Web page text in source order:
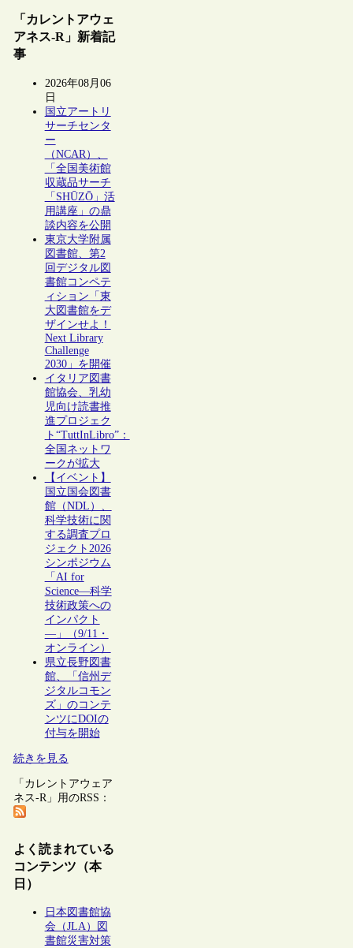
「カレントアウェ
アネス-R」新着記
事
2026年08月06
日
国立アートリ
サーチセンタ
ー
（NCAR）、
「全国美術館
収蔵品サーチ
「SHŪZŌ」活
用講座」の鼎
談内容を公開
東京大学附属
図書館、第2
回デジタル図
書館コンペテ
ィション「東
大図書館をデ
ザインせよ！
Next Library
Challenge
2030」を開催
イタリア図書
館協会、乳幼
児向け読書推
進プロジェク
ト“TuttInLibro”：
全国ネットワ
ークが拡大
【イベント】
国立国会図書
館（NDL）、
科学技術に関
する調査プロ
ジェクト2026
シンポジウム
「AI for
Science―科学
技術政策への
インパクト
―」（9/11・
オンライン）
県立長野図書
館、「信州デ
ジタルコモン
ズ」のコンテ
ンツにDOIの
付与を開始
続きを見る
「カレントアウェア
ネス-R」用のRSS：
よく読まれている
コンテンツ（本
日）
日本図書館協
会（JLA）図
書館災害対策